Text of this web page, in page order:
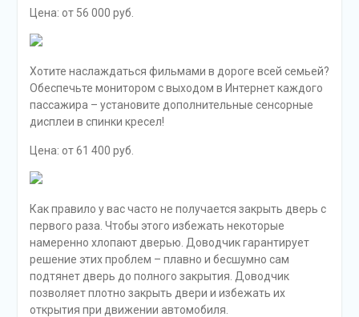
Цена: от 56 000 руб.
Хотите наслаждаться фильмами в дороге всей семьей?
Обеспечьте монитором с выходом в Интернет каждого
пассажира – установите дополнительные сенсорные
дисплеи в спинки кресел!
Цена: от 61 400 руб.
Как правило у вас часто не получается закрыть дверь с
первого раза. Чтобы этого избежать некоторые
намеренно хлопают дверью. Доводчик гарантирует
решение этих проблем – плавно и бесшумно сам
подтянет дверь до полного закрытия. Доводчик
позволяет плотно закрыть двери и избежать их
открытия при движении автомобиля.